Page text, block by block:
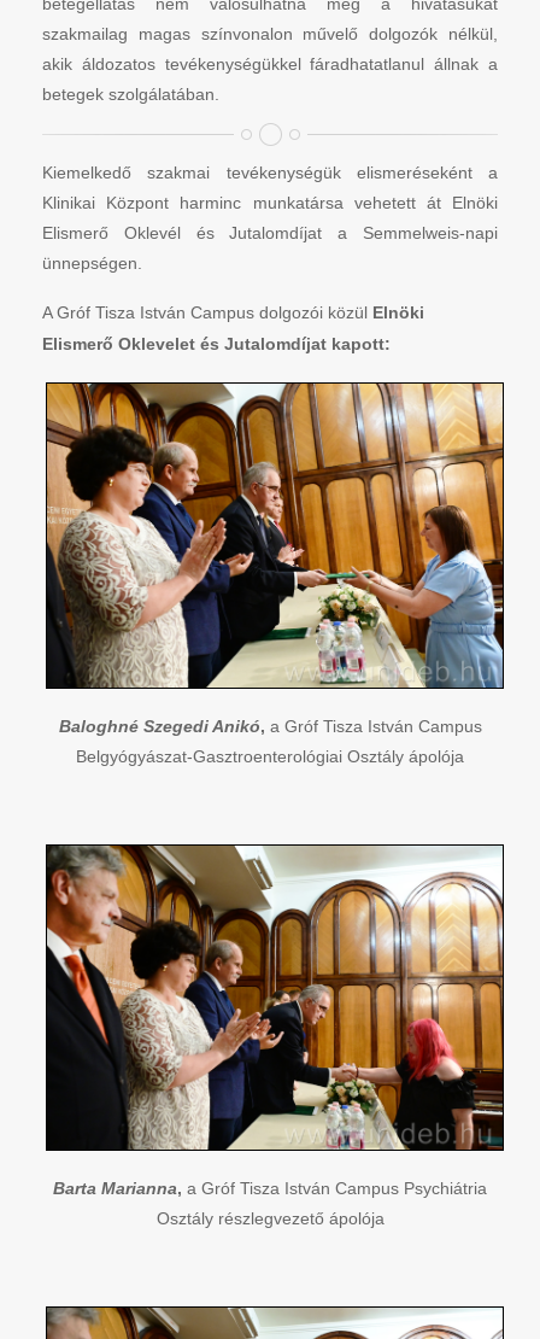
szakmailag magas színvonalon művelő dolgozók nélkül,
akik áldozatos tevékenységükkel fáradhatatlanul állnak a
betegek szolgálatában.
Kiemelkedő szakmai tevékenységük elismeréseként a
Klinikai Központ harminc munkatársa vehetett át Elnöki
Elismerő Oklevél és Jutalomdíjat a Semmelweis-napi
ünnepségen.
A Gróf Tisza István Campus dolgozói közül Elnöki
Elismerő Oklevelet és Jutalomdíjat kapott:
Baloghné Szegedi Anikó, a Gróf Tisza István Campus
Belgyógyászat-Gasztroenterológiai Osztály ápolója
Barta Marianna, a Gróf Tisza István Campus Psychiátria
Osztály részlegvezető ápolója